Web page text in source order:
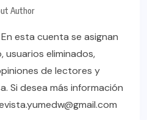
Author
esta cuenta se asignan
usuarios eliminados,
de lectores y
Si desea más información